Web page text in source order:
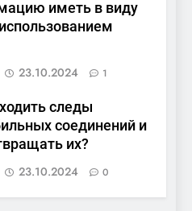
иметь в виду
23.10.2024 1
следы
соединений и
их?
23.10.2024 0